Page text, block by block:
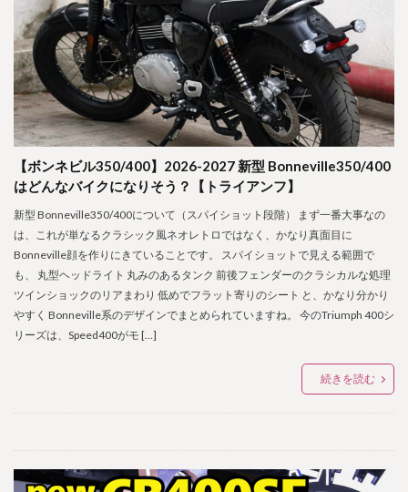
【ボンネビル350/400】2026-2027 新型 Bonneville350/400
はどんなバイクになりそう？【トライアンフ】
新型 Bonneville350/400について（スパイショット段階） まず一番大事なの
は、これが単なるクラシック風ネオレトロではなく、かなり真面目に
Bonneville顔を作りにきていることです。 スパイショットで見える範囲で
も、 丸型ヘッドライト 丸みのあるタンク 前後フェンダーのクラシカルな処理
ツインショックのリアまわり 低めでフラット寄りのシート と、かなり分かり
やすく Bonneville系のデザインでまとめられていますね。 今のTriumph 400シ
リーズは、Speed400がモ […]
続きを読む